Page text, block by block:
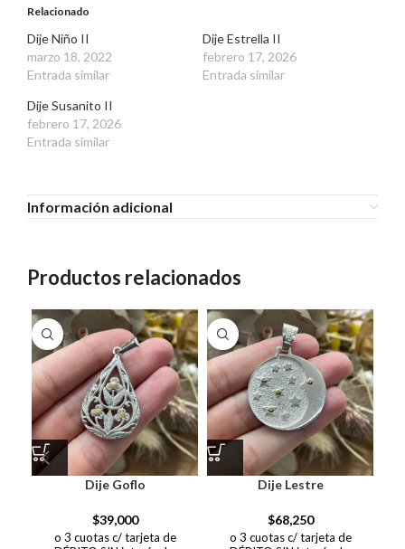
Relacionado
Dije Niño II
marzo 18, 2022
Entrada similar
Dije Estrella II
febrero 17, 2026
Entrada similar
Dije Susanito II
febrero 17, 2026
Entrada similar
Información adicional
Productos relacionados
Dije Goflo
$39,000
o 3 cuotas c/ tarjeta de
Dije Lestre
$68,250
o 3 cuotas c/ tarjeta de